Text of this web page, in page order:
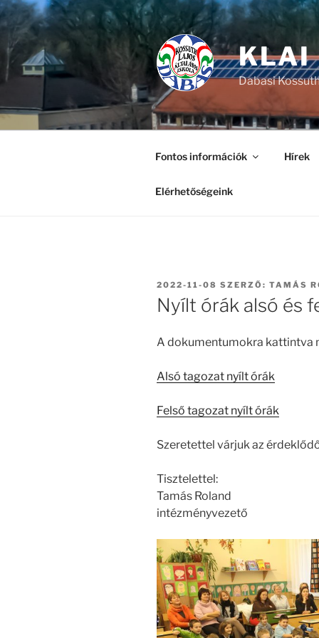
Tartalomhoz
KLAI
Dabasi
Fontos információk Hírek
Elérhetőségeink
BEKÜLDVE:
2022-11-08 SZERZŐ: TAMÁS
Nyílt órák alsó és
A dokumentumokra kattintva
Alsó tagozat nyílt órák
Felső tagozat nyílt órák
Szeretettel várjuk az
Tisztelettel:
Tamás Roland
intézményvezető